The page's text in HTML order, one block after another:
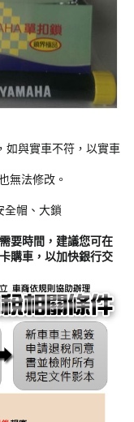
如與實車不符，以實車
無法修改。
全帽、大鎖
要時間，建議您可在
購車，以加快銀行交